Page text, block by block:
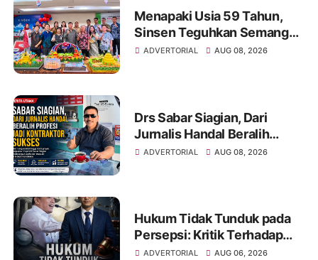
Menapaki Usia 59 Tahun,
Sinsen Teguhkan Semangat
“Sustainably Growing”
ADVERTORIAL AUG 08, 2026
Drs Sabar Siagian, Dari
Jurnalis Handal Beralih
Profesi Jadi Kontraktor
ADVERTORIAL AUG 08, 2026
Hukum Tidak Tunduk pada
Persepsi: Kritik Terhadap
Monopoli Kebenaran oleh
ADVERTORIAL AUG 06, 2026